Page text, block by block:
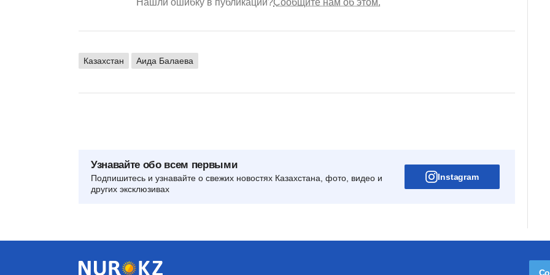
Нашли ошибку в публикации?Сообщите нам об этом.
Казахстан Аида Балаева
Узнавайте обо всем первыми
Подпишитесь и узнавайте о свежих новостях Казахстана, фото, видео и
других эксклюзивах
Instagram